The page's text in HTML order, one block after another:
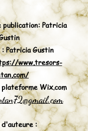
publication: Patricia
Patricia Gustin
www.tresors-
Wix.com
: